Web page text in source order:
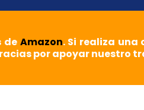
de Amazon. Si realiza
por apoyar nuestro